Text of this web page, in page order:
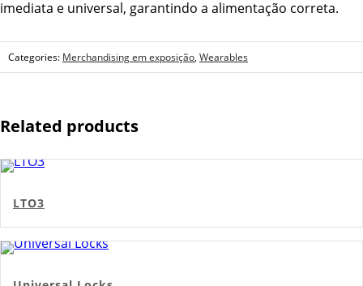
imediata e universal, garantindo a alimentação correta.
Categories: Merchandising em exposição, Wearables
Related products
LTO3